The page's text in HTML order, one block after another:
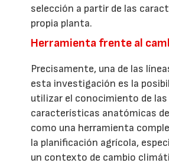
selección a partir de las
propia planta.
Herramienta frente al
Precisamente, una de las
esta investigación es la
utilizar el conocimiento de las
características anatómicas
como una herramienta
la planificación agrícola,
un contexto de cambio